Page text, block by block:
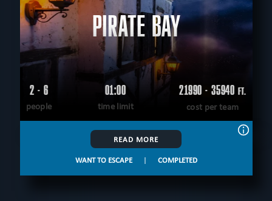
PIRATE BAY
2 - 6
people
01:00
time limit
21990 - 35940 FT.
cost per team
READ MORE
WANT TO ESCAPE | COMPLETED